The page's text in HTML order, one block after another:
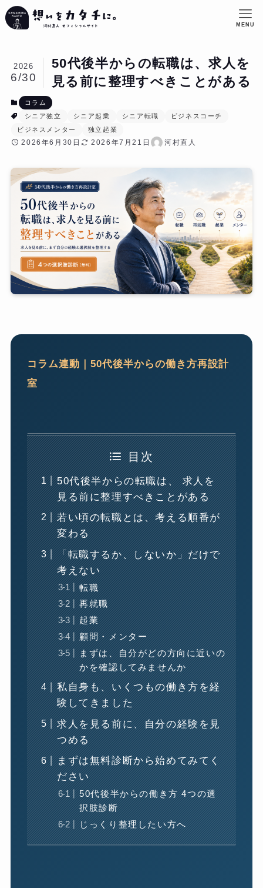
MENU
50代後半からの転職は、求人を
見る前に整理すべきことがある
2026
6/30
コラム
シニア独立
シニア起業 シニア転職
ビジネスコーチ
ビジネスメンター
独立起業
2026年6月30日 2026年7月21日 河村直人
コラム連動｜50代後半からの働き方再設計
室
目次
50代後半からの転職は、 求人を
見る前に整理すべきことがある
若い頃の転職とは、考える順番が
変わる
「転職するか、しないか」だけで
考えない
転職
再就職
起業
顧問・メンター
まずは、自分がどの方向に近いの
かを確認してみませんか
私自身も、いくつもの働き方を経
験してきました
求人を見る前に、自分の経験を見
つめる
まずは無料診断から始めてみてく
ださい
50代後半からの働き方 4つの選
択肢診断
じっくり整理したい方へ